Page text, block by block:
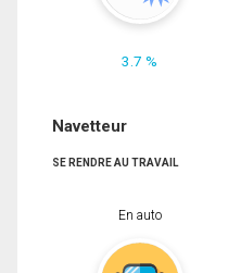
3.7 %
Navetteur
SE RENDRE AU TRAVAIL
En auto